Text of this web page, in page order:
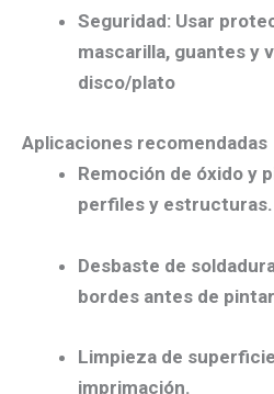
Seguridad: Usar
mascarilla, guantes y
disco/plato
Aplicaciones recomendadas
Remoción de óxido y
perfiles y estructuras.
Desbaste de
bordes antes de
Limpieza de
imprimación.